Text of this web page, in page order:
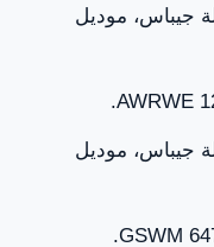
جيباس، موديل
جيباس، موديل